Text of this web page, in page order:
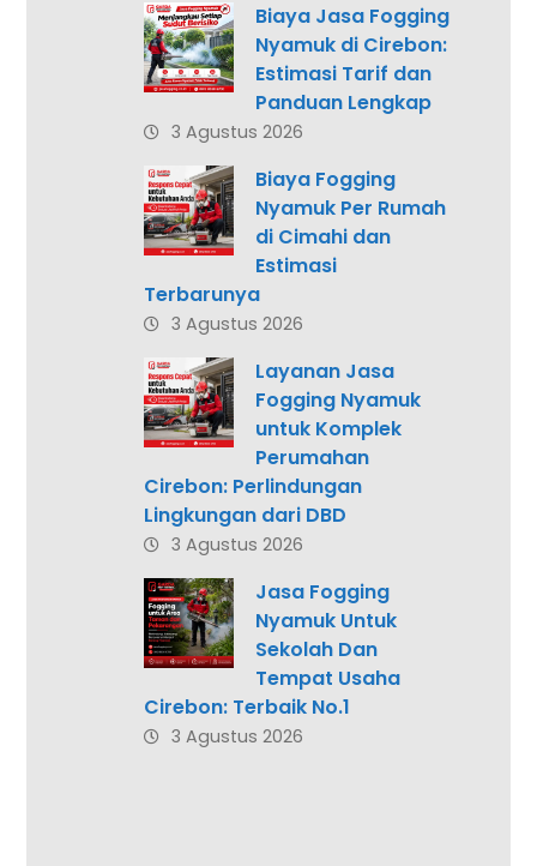
Biaya Jasa Fogging
Nyamuk di Cirebon:
Estimasi Tarif dan
Panduan Lengkap
3 Agustus 2026
Biaya Fogging
Nyamuk Per Rumah
di Cimahi dan
Estimasi
Terbarunya
3 Agustus 2026
Layanan Jasa
Fogging Nyamuk
untuk Komplek
Perumahan
Cirebon: Perlindungan
Lingkungan dari DBD
3 Agustus 2026
Jasa Fogging
Nyamuk Untuk
Sekolah Dan
Tempat Usaha
Cirebon: Terbaik No.1
3 Agustus 2026